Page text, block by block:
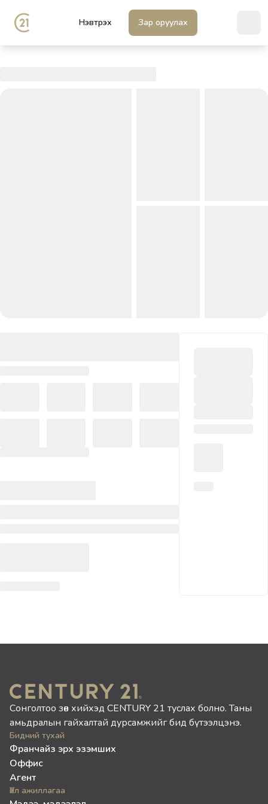
Нэвтрэх Зар оруулах
Сонголтоо зөв хийхэд CENTURY 21 туслах болно. Таны
амьдралын гайхалтай дурсамжийг бид бүтээлцэнэ.
Бидний тухай
Франчайз эрх эзэмших
Оффис
Агент
Үйл ажиллагаа